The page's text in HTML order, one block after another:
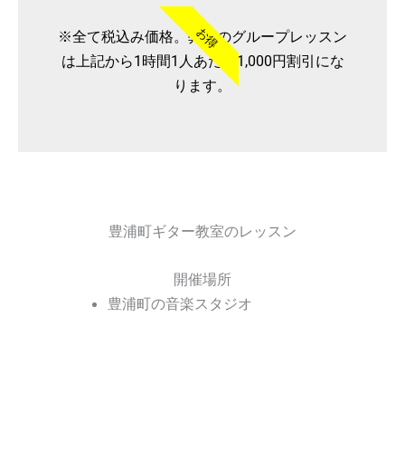
お得
※全て税込み価格。弊社のグループレッスン
は上記から1時間1人あたり1,000円割引にな
ります。
豊浦町ギター教室のレッスン
開催場所
豊浦町の音楽スタジオ